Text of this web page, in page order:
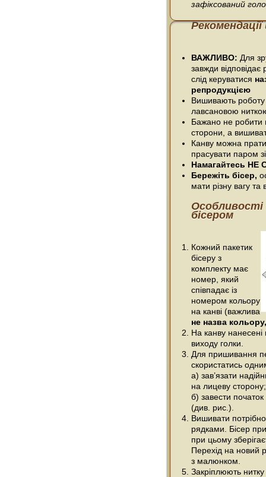
зафіксований
ВАЖЛИВО: Для
завжди
слід керуватися
репродукцією
Вишивають
лавсановою
Бажано не робити
сторони, а
Канву можна
прасувати паром
Намагайтесь НЕ
Бережіть бісер,
мати різну вагу та
бісером
Кожний пакетик
бісеру з
комплекту має
номер, який
співпадає із
номером кольору
на канві (важлива
не назва
На канву нанесені
виходу голки.
Для пришивання
скористатись
а) зав’язати
на лицеву сторону;
б) завести початок
(див. рис.).
Вишивати
рядками. Бісер
при цьому
Перехід на новий
з малюнком.
Закріплюють